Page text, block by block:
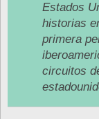
Estados
historias
primera
circuitos